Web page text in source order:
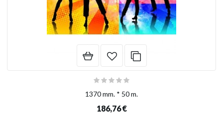
1370 mm. * 50 m.
186,76 €